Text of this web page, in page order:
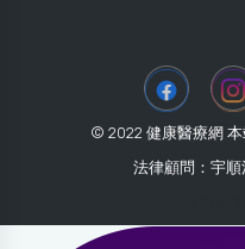
© 2022 健康醫療網
法律顧問：宇